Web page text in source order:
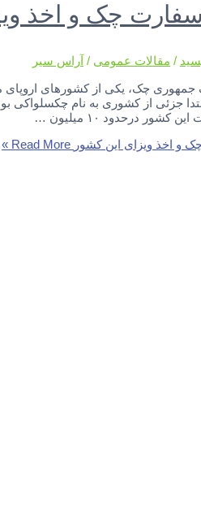
سفارت چک و اخذ
/ مقالات عمومی / آراس سیر
چک، یکی از کشورهای اروپای
درحدود ۱۰ میلیون …
و اخذ ویزای این کشور